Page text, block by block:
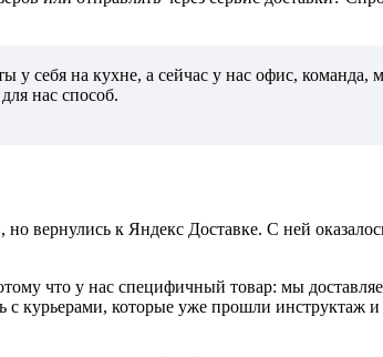
себя на кухне, а сейчас у нас офис, команда,
нас способ.
вернулись к Яндекс Доставке. С ней
что у нас специфичный товар: мы
курьерами, которые уже прошли инструктаж